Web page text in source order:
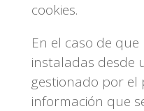
cookies.
En el caso de que
instaladas desde
gestionado por
información que